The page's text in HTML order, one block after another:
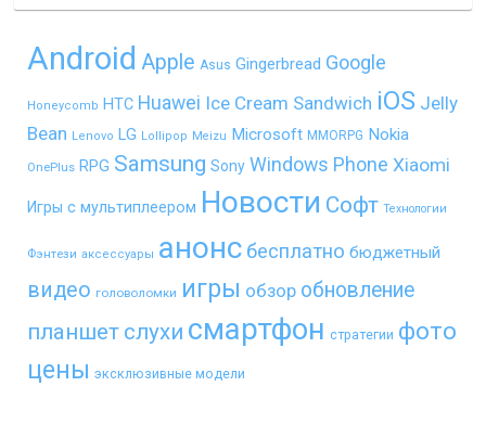
Android Apple Asus Gingerbread Google
Honeycomb HTC Huawei Ice Cream Sandwich iOS Jelly
Bean Lenovo LG Lollipop Meizu Microsoft MMORPG Nokia
OnePlus RPG Samsung Sony Windows Phone Xiaomi
Игры с мультиплеером Новости Софт Технологии
Фэнтези аксессуары анонс бесплатно бюджетный
видео головоломки игры обзор обновление
планшет слухи смартфон стратегии фото
цены эксклюзивные модели